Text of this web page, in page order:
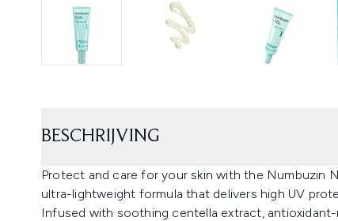
BESCHRIJVING
Protect and care for your skin with the Numbuzin
ultra-lightweight formula that delivers high UV
Infused with soothing centella extract,